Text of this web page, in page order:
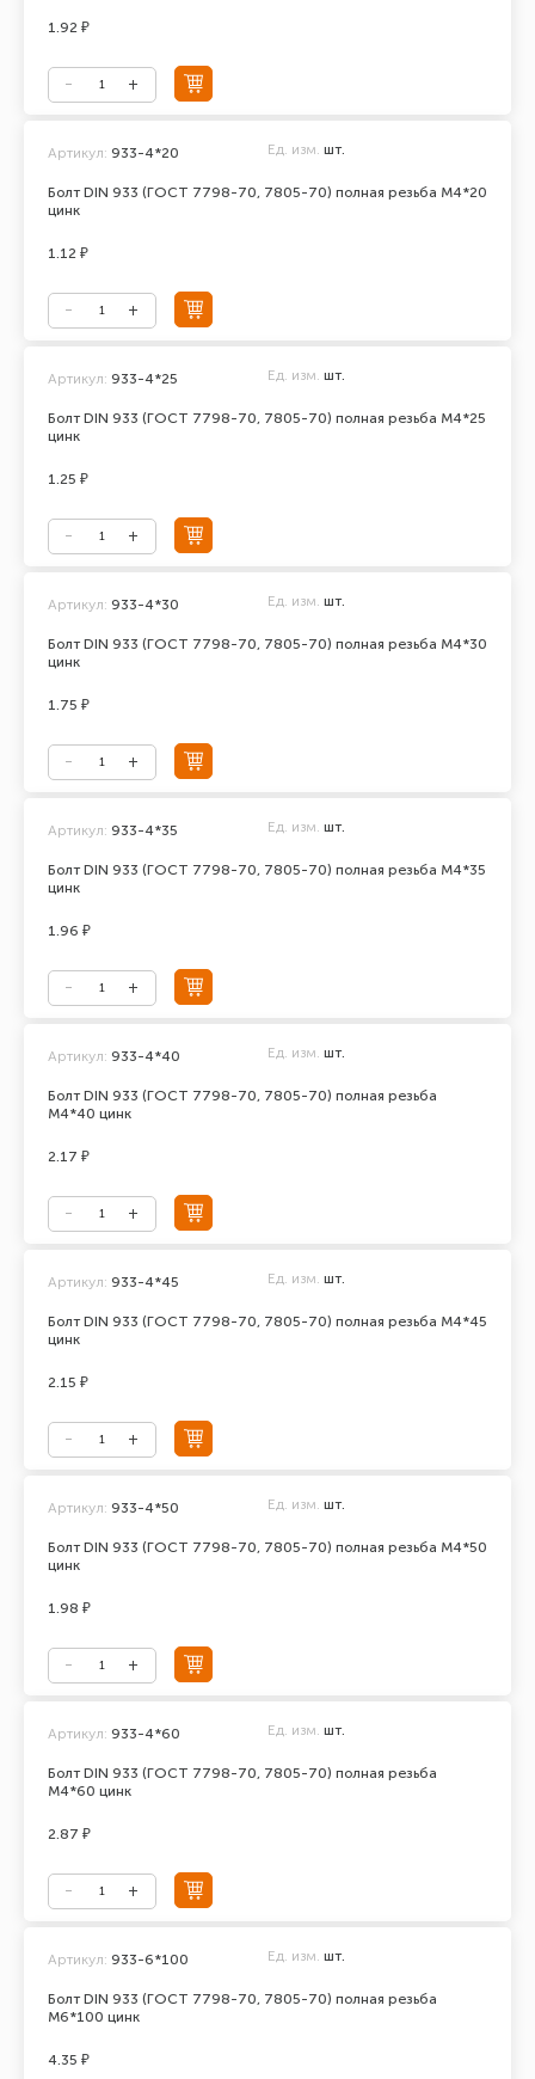
1.92 ₽
Болт DIN 933 (ГОСТ 7798-70, 7805-70) полная резьба М4*20
цинк
Артикул: 933-4*20 Ед. изм. шт.
1.12 ₽
Болт DIN 933 (ГОСТ 7798-70, 7805-70) полная резьба М4*25
цинк
Артикул: 933-4*25 Ед. изм. шт.
1.25 ₽
Болт DIN 933 (ГОСТ 7798-70, 7805-70) полная резьба М4*30
цинк
Артикул: 933-4*30 Ед. изм. шт.
1.75 ₽
Болт DIN 933 (ГОСТ 7798-70, 7805-70) полная резьба М4*35
цинк
Артикул: 933-4*35 Ед. изм. шт.
1.96 ₽
Болт DIN 933 (ГОСТ 7798-70, 7805-70) полная резьба
М4*40 цинк
Артикул: 933-4*40 Ед. изм. шт.
2.17 ₽
Болт DIN 933 (ГОСТ 7798-70, 7805-70) полная резьба М4*45
цинк
Артикул: 933-4*45 Ед. изм. шт.
2.15 ₽
Болт DIN 933 (ГОСТ 7798-70, 7805-70) полная резьба М4*50
цинк
Артикул: 933-4*50 Ед. изм. шт.
1.98 ₽
Болт DIN 933 (ГОСТ 7798-70, 7805-70) полная резьба
М4*60 цинк
Артикул: 933-4*60 Ед. изм. шт.
2.87 ₽
Болт DIN 933 (ГОСТ 7798-70, 7805-70) полная резьба
М6*100 цинк
Артикул: 933-6*100 Ед. изм. шт.
4.35 ₽